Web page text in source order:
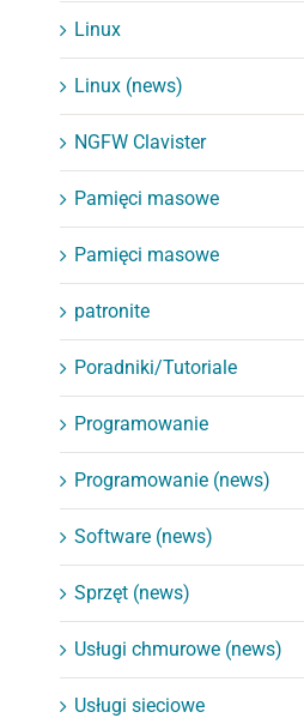
Linux
Linux (news)
NGFW Clavister
Pamięci masowe
Pamięci masowe
patronite
Poradniki/Tutoriale
Programowanie
Programowanie (news)
Software (news)
Sprzęt (news)
Usługi chmurowe (news)
Usługi sieciowe